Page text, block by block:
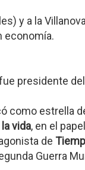
y a la
economía.
presidente del
como estrella
vida, en el
de
Guerra